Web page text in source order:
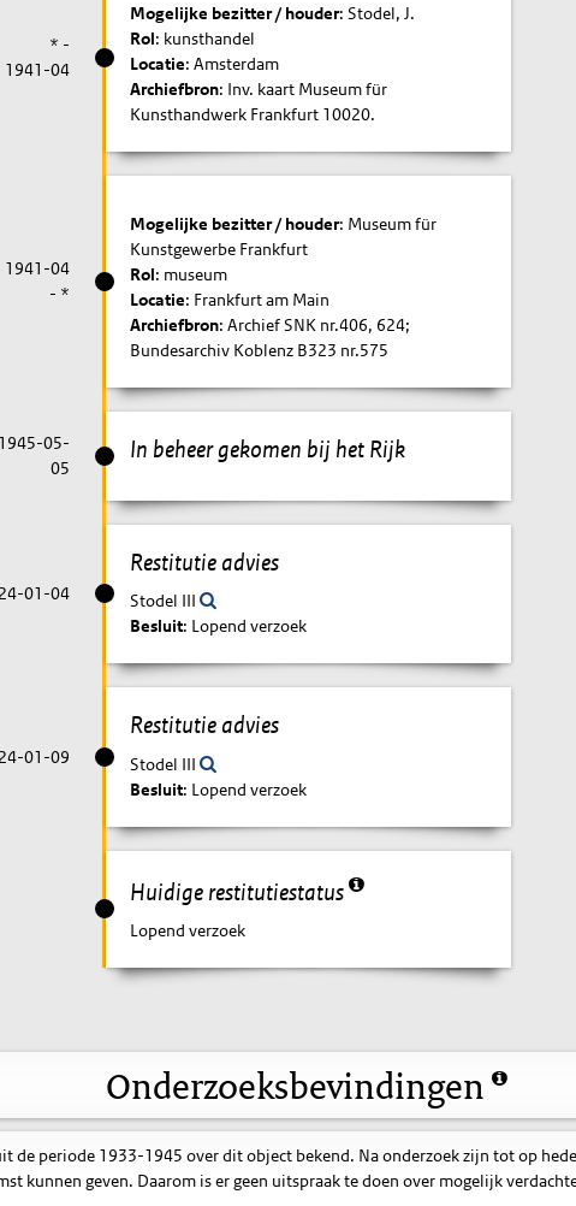
* -
1941-04
Mogelijke bezitter / houder: Stodel, J.
Rol: kunsthandel
Locatie: Amsterdam
Archiefbron: Inv. kaart Museum für
Kunsthandwerk Frankfurt 10020.
1941-04
- *
Mogelijke bezitter / houder: Museum für
Kunstgewerbe Frankfurt
Rol: museum
Locatie: Frankfurt am Main
Archiefbron: Archief SNK nr.406, 624;
Bundesarchiv Koblenz B323 nr.575
In beheer gekomen bij het Rijk
05-
05
Restitutie advies
01-04
Stodel III
Besluit: Lopend verzoek
Restitutie advies
01-09
Stodel III
Besluit: Lopend verzoek
Huidige restitutiestatus
Lopend verzoek
Onderzoeksbevindingen
de periode 1933-1945 over dit object bekend. Na onderzoek zijn tot op
kunnen geven. Daarom is er geen uitspraak te doen over mogelijk